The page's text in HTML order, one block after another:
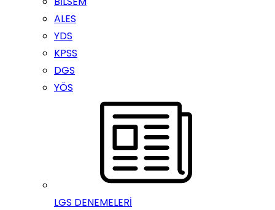
ALES
YDS
KPSS
DGS
YÖS
LGS DENEMELERİ